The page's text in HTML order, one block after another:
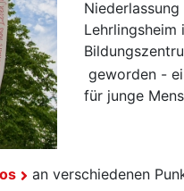
Lehrlingsheim
geworden -
für junge
an verschiedenen